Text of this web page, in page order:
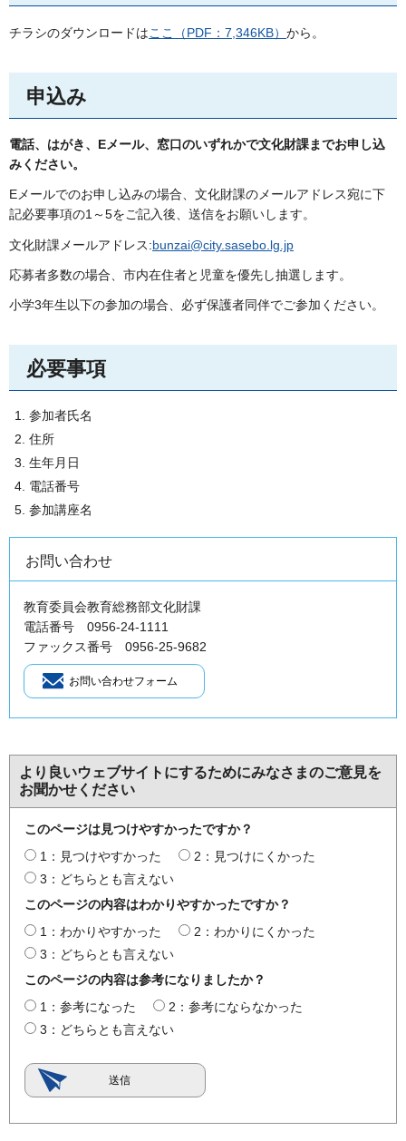
チラシのダウンロードはここ（PDF：7,346KB） から。
申込み
電話、はがき、Eメール、窓口のいずれかで文化財課までお申し込
みください。
Eメールでのお申し込みの場合、文化財課のメールアドレス宛に下
記必要事項の1～5をご記入後、送信をお願いします。
文化財課メールアドレス:bunzai@city.sasebo.lg.jp
応募者多数の場合、市内在住者と児童を優先し抽選します。
小学3年生以下の参加の場合、必ず保護者同伴でご参加ください。
必要事項
参加者氏名
住所
生年月日
電話番号
参加講座名
お問い合わせ
教育委員会教育総務部文化財課
電話番号 0956-24-1111
ファックス番号 0956-25-9682
より良いウェブサイトにするためにみなさまのご意見を
お聞かせください
このページは見つけやすかったですか？
1：見つけやすかった
2：見つけにくかった
3：どちらとも言えない
このページの内容はわかりやすかったですか？
1：わかりやすかった
2：わかりにくかった
3：どちらとも言えない
このページの内容は参考になりましたか？
1：参考になった
2：参考にならなかった
3：どちらとも言えない